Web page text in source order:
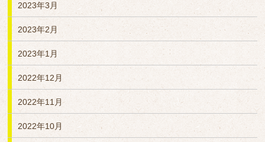
2023年3月
2023年2月
2023年1月
2022年12月
2022年11月
2022年10月